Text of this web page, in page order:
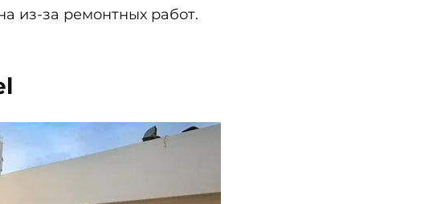
из-за ремонтных работ.